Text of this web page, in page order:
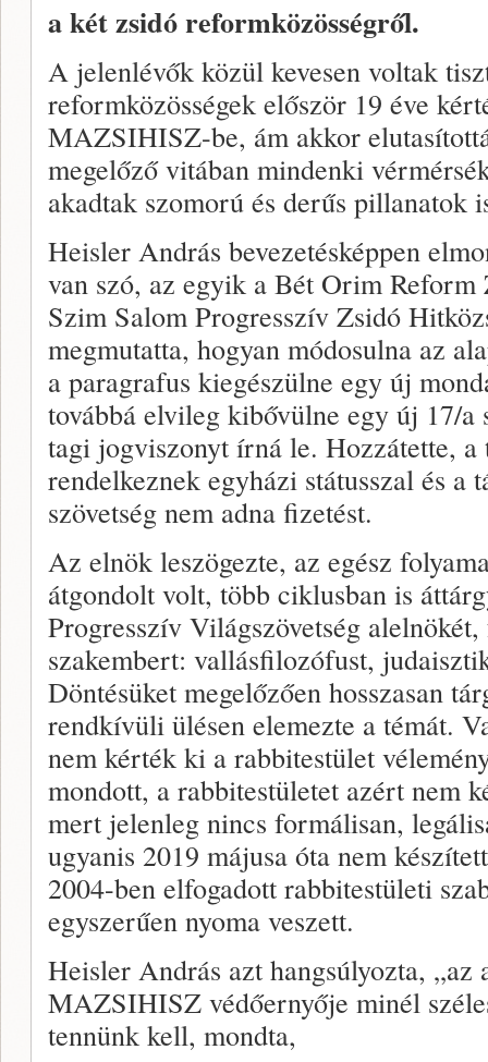
a két zsidó reformközösségről.
A jelenlévők közül kevesen voltak
reformközösségek először 19 éve
MAZSIHISZ-be, ám akkor
megelőző vitában mindenki
akadtak szomorú és derűs pillanatok
Heisler András bevezetésképpen
van szó, az egyik a Bét Orim Reform
Szim Salom Progresszív Zsidó
megmutatta, hogyan módosulna az
a paragrafus kiegészülne egy új
továbbá elvileg kibővülne egy új 17/a
tagi jogviszonyt írná le. Hozzátette, a
rendelkeznek egyházi státusszal és a
szövetség nem adna fizetést.
Az elnök leszögezte, az egész
átgondolt volt, több ciklusban is
Progresszív Világszövetség
szakembert: vallásfilozófust,
Döntésüket megelőzően hosszasan
rendkívüli ülésen elemezte a témát.
nem kérték ki a rabbitestület
mondott, a rabbitestületet azért nem
mert jelenleg nincs formálisan,
ugyanis 2019 májusa óta nem
2004-ben elfogadott rabbitestületi
egyszerűen nyoma veszett.
Heisler András azt hangsúlyozta, „az
MAZSIHISZ védőernyője minél
tennünk kell, mondta,